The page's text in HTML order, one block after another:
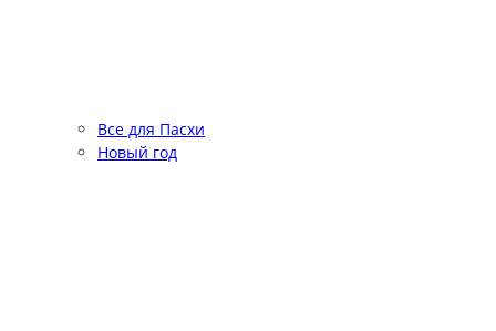
Все для Пасхи
Новый год